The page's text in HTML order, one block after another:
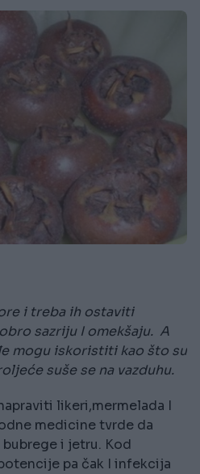
i treba ih ostaviti
sazriju I omekšaju. A
mogu iskoristiti kao što su
suše se na vazduhu.
likeri,mermelada I
medicine tvrde da
i jetru. Kod
pa čak I infekcija